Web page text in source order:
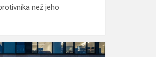
než jeho